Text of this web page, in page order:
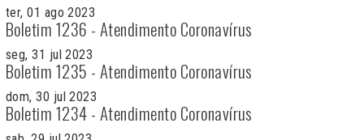
ter, 01 ago 2023
Boletim 1236 - Atendimento Coronavírus
seg, 31 jul 2023
Boletim 1235 - Atendimento Coronavírus
dom, 30 jul 2023
Boletim 1234 - Atendimento Coronavírus